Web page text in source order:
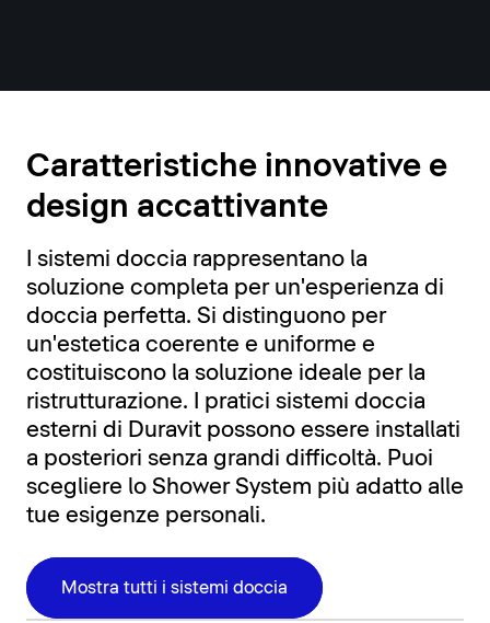
Caratteristiche innovative e
design accattivante
I sistemi doccia rappresentano la
soluzione completa per un'esperienza di
doccia perfetta. Si distinguono per
un'estetica coerente e uniforme e
costituiscono la soluzione ideale per la
ristrutturazione. I pratici sistemi doccia
esterni di Duravit possono essere installati
a posteriori senza grandi difficoltà. Puoi
scegliere lo Shower System più adatto alle
tue esigenze personali.
Mostra tutti i sistemi doccia